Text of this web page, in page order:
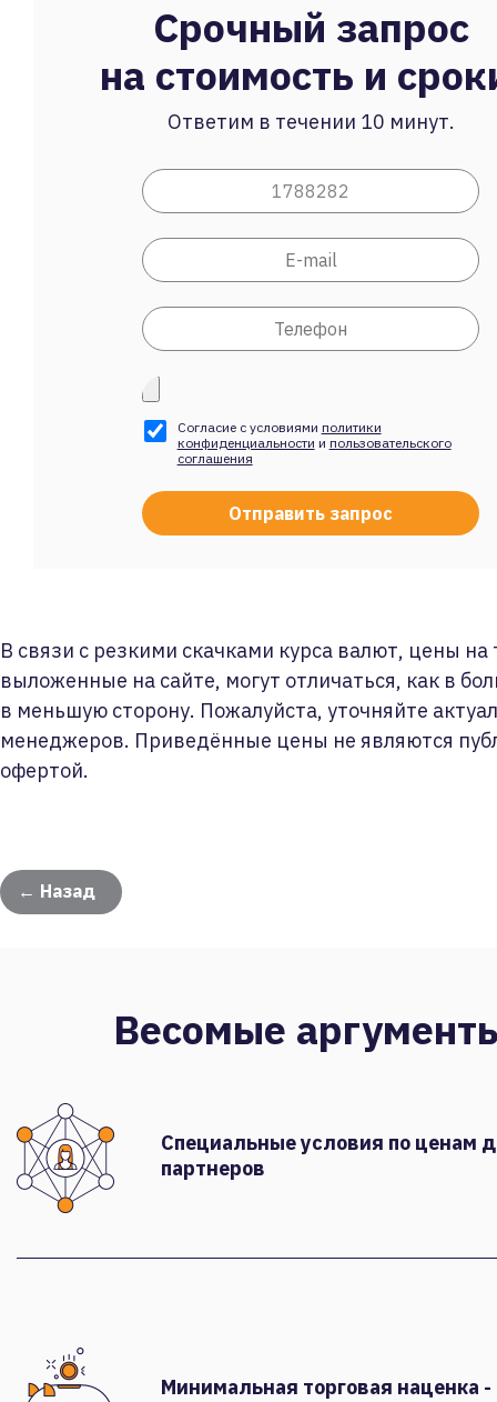
Срочный запрос
на стоимость и
Ответим в течении 10 минут.
Согласие с условиями политики
конфиденциальности и пользовательского
соглашения
В связи с резкими скачками курса валют, цены на
выложенные на сайте, могут отличаться, как в
в меньшую сторону. Пожалуйста, уточняйте
менеджеров. Приведённые цены не являются
офертой.
← Назад
Весомые
Специальные условия по ценам
партнеров
Минимальная торговая наценка